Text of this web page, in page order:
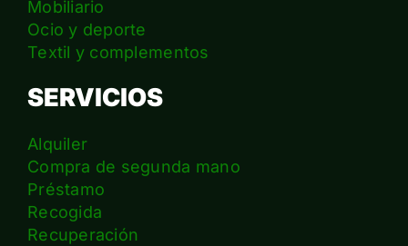
Mobiliario
Ocio y deporte
Textil y complementos
SERVICIOS
Alquiler
Compra de segunda mano
Préstamo
Recogida
Recuperación